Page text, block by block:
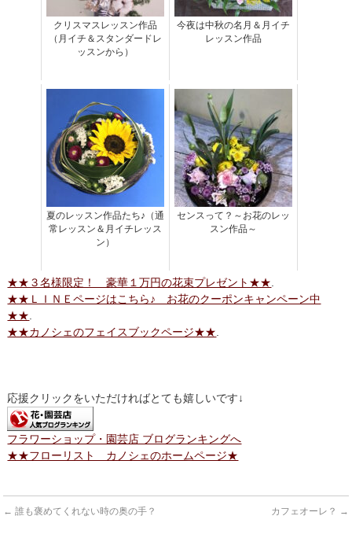
クリスマスレッスン作品
（月イチ＆スタンダードレ
ッスンから）
今夜は中秋の名月＆月イチ
レッスン作品
夏のレッスン作品たち♪（通
常レッスン＆月イチレッス
ン）
センスって？～お花のレッ
スン作品～
★★３名様限定！ 豪華１万円の花束プレゼント★★.
★★ＬＩＮＥページはこちら♪ お花のクーポンキャンペーン中
★★.
★★カノシェのフェイスブックページ★★.
応援クリックをいただければとても嬉しいです↓
フラワーショップ・園芸店 ブログランキングへ
★★フローリスト カノシェのホームページ★
← 誰も褒めてくれない時の奥の手？ カフェオーレ？ →